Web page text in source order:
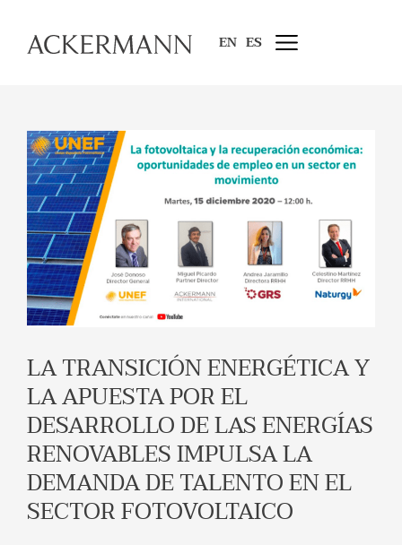
EN ES
LA TRANSICIÓN ENERGÉTICA Y
LA APUESTA POR EL
DESARROLLO DE LAS ENERGÍAS
RENOVABLES IMPULSA LA
DEMANDA DE TALENTO EN EL
SECTOR FOTOVOLTAICO